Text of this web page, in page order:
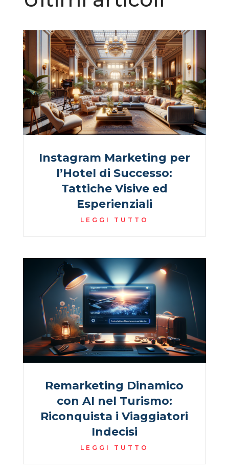
Instagram Marketing per
l’Hotel di Successo:
Tattiche Visive ed
Esperienziali
LEGGI TUTTO
Remarketing Dinamico
con AI nel Turismo:
Riconquista i Viaggiatori
Indecisi
LEGGI TUTTO